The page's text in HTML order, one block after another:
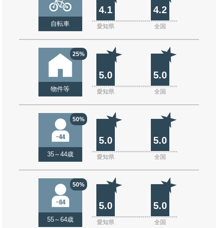
自転車
4.1 4.2
愛知県 全国
25%
物件等
5.0 5.0
愛知県 全国
50%
35～44歳
5.0 5.0
愛知県 全国
50%
55～64歳
5.0 5.0
愛知県 全国